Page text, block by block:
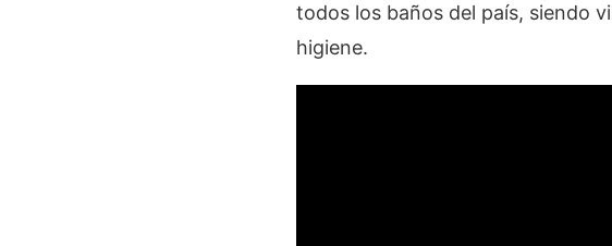
todos los baños del país, siendo
higiene.